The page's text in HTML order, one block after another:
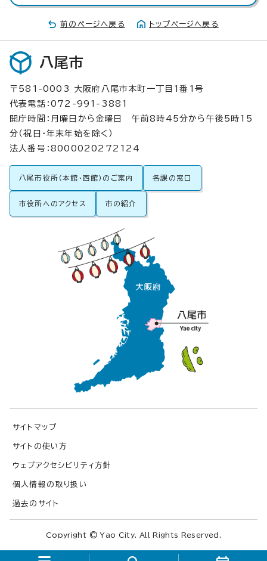
前のページへ戻る トップページへ戻る
八尾市
〒581-0003 大阪府八尾市本町一丁目1番1号
代表電話：072-991-3881
開庁時間：月曜日から金曜日 午前8時45分から午後5時15
分（祝日・年末年始を除く）
法人番号：8000020272124
八尾市役所（本館・西館）のご案内 各課の窓口
市役所へのアクセス 市の紹介
サイトマップ
サイトの使い方
ウェブアクセシビリティ方針
個人情報の取り扱い
過去のサイト
Copyright © Yao City. All Rights Reserved.